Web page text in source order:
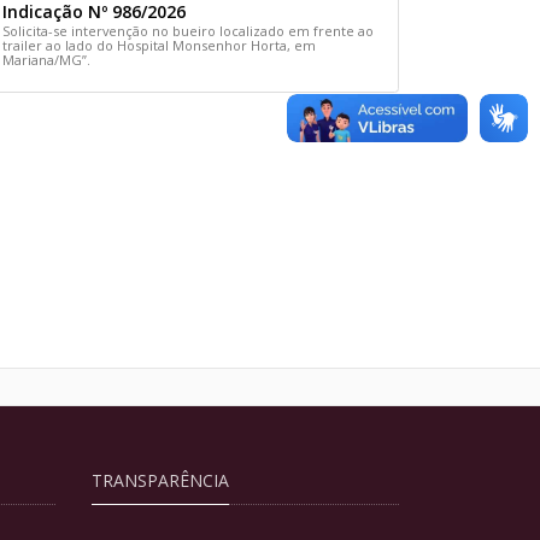
Indicação Nº 986/2026
Solicita-se intervenção no bueiro localizado em frente ao
trailer ao lado do Hospital Monsenhor Horta, em
Mariana/MG”.
TRANSPARÊNCIA